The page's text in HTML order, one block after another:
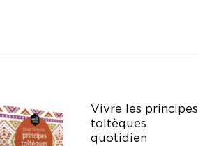
Vivre les principes
toltèques
quotidien